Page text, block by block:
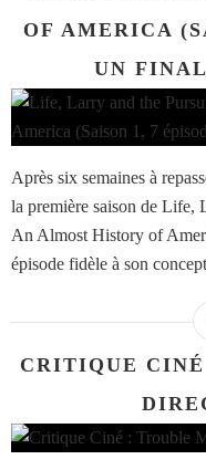
OF AMERICA
UN
Après six semaines à
la première saison de Life,
An Almost History of
épisode fidèle à son
CRITIQUE